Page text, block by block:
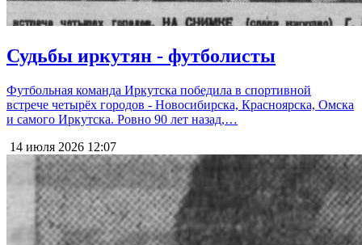
Судьбы иркутян - футболисты
Футбольная команда Иркутска победила в спортивной
встрече четырёх городов - Новосибирска, Красноярска, Омска
и самого Иркутска. Ровно 90 лет назад,…
14 июля 2026 12:07